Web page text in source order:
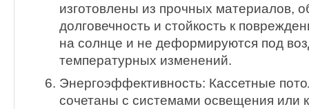
изготовлены из прочных материалов,
долговечность и стойкость к
на солнце и не деформируются под
температурных изменений.
Энергоэффективность: Кассетные
сочетаны с системами освещения или